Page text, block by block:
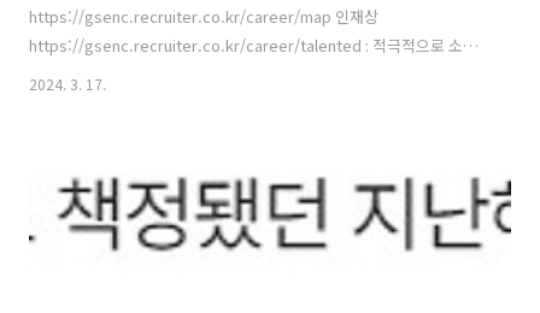
https://gsenc.recruiter.co.kr/career/map 인재상
https://gsenc.recruiter.co.kr/career/talented : 적극적으로 소통
하고 실천하며 스스로 성장하는 Professional 복리후생(복지제도)
2024. 3. 17.